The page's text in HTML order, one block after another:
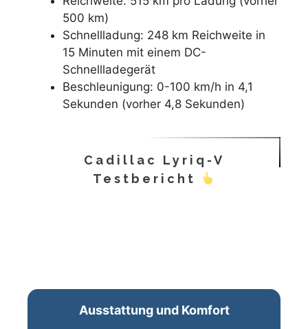
500 km)
Schnellladung: 248 km Reichweite in
15 Minuten mit einem DC-
Schnellladegerät
Beschleunigung: 0-100 km/h in 4,1
Sekunden (vorher 4,8 Sekunden)
Cadillac Lyriq-V
Testbericht
Ausstattung und Komfort